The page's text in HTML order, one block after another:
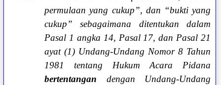
permulaan yang cukup”, dan “bukti yang
cukup” sebagaimana ditentukan dalam
Pasal 1 angka 14, Pasal 17, dan Pasal 21
ayat (1) Undang-Undang Nomor 8 Tahun
1981 tentang Hukum Acara Pidana
bertentangan dengan Undang-Undang